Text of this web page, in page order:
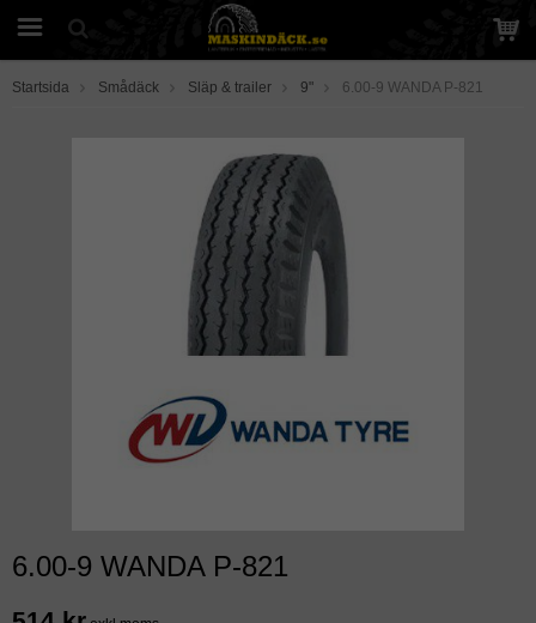
Startsida Smådäck Släp & trailer 9" 6.00-9 WANDA P-821
6.00-9 WANDA P-821